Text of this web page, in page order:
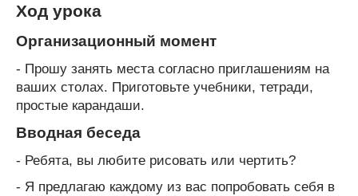
Ход урока
Организационный момент
- Прошу занять места согласно приглашениям на
ваших столах. Приготовьте учебники, тетради,
простые карандаши.
Вводная беседа
- Ребята, вы любите рисовать или чертить?
- Я предлагаю каждому из вас попробовать себя в